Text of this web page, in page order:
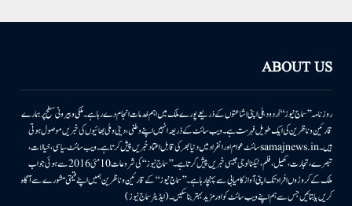
ABOUT US
روزنامہ ’’سماج نیوز‘‘ اُردو دہلی اپنی اشاعتوں کے ذریعے پورے ملک میں اہم خدمات انجام دے رہا ہے۔ ملکی وبیرونی سطح پر ہمارے
قارئین وناظرین کی ایک طویل فہرست ہے۔ ویب سائٹ کے ذریعہ انہیں اپنے وطنی، دینی وملی بھائیوں کی خبریں موصول ہوتی
ہیں۔samajnews.inسائٹ عوام اور انفراد میں دنیا بھر کی قابل اعتماد خبریں پیش کرتا ہے۔ ویب سائٹ سیاسی، خیالات،
تبصرے، تجارت، کھیل، فلم، ٹیکنالوجی جیسی خبریں پیش کرتا ہے۔ ’’سماج نیوز‘‘ کی شروعات 10مئی 2016 سے ہوئی جو اب
ملک کے کروڑوں افراد تک اپنی آواز کامیابی سے پہنچا رہا ہے۔ ’’سماج نیوز‘‘ کے قارئین وناظرین ہمیں اپنے قیمتی مشورے سے آگاہ
کریں یا بتائیں جس سے ہم اپنے ویب سائٹ کو اور مزید بہتر بناسکیں۔ (ایڈیٹر سماج نیوز)